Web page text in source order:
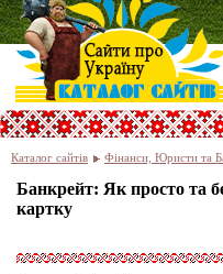
Каталог сайтів Фінанси, Юристи та
Банкрейт: Як просто та
картку